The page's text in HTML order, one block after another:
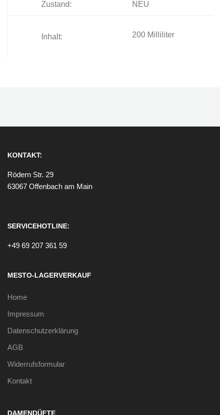
Zustand: NEU
Inhalt: 200 Milliliter
KONTAKT:
Rödern Str. 29
63067 Offenbach am Main
SERVICEHOTLINE:
+49 69 207 361 59
MESTO-LAGERVERKAUF
Home
Impressum
Datenschutzerklärung
AGB
Widerrufsformular
Kontakt
DAMENDÜFTE